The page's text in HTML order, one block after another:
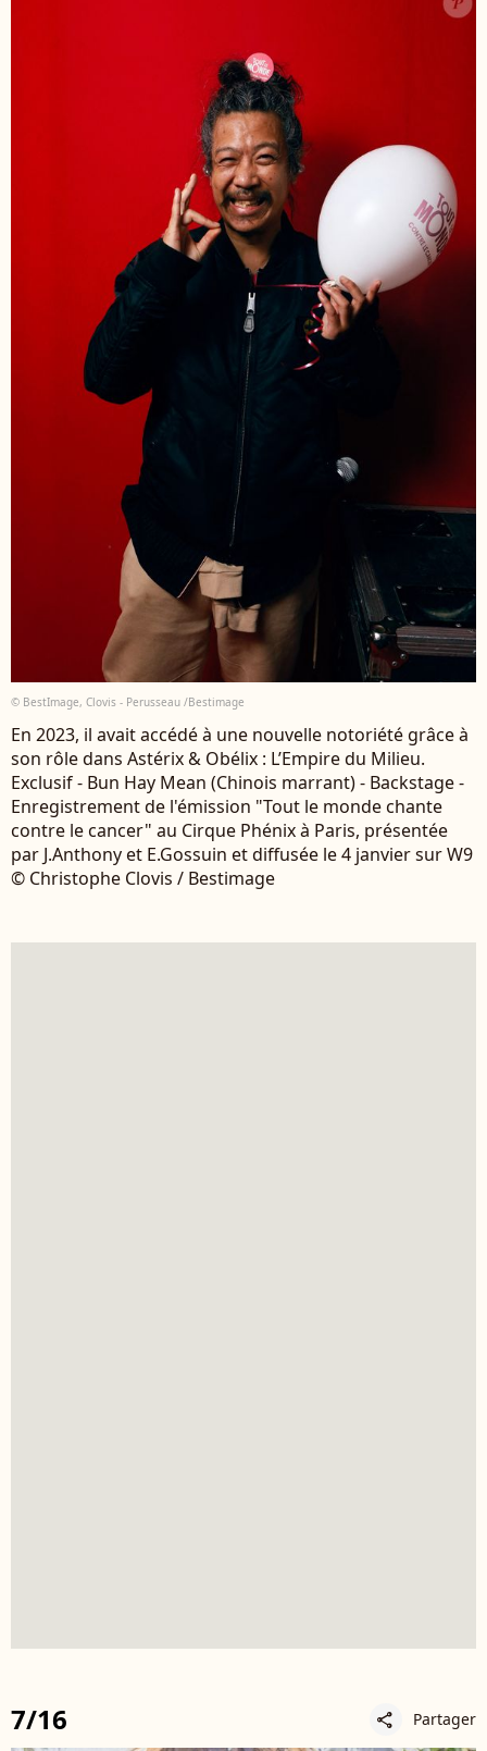
© BestImage, Clovis - Perusseau /Bestimage
En 2023, il avait accédé à une nouvelle notoriété grâce à
son rôle dans Astérix & Obélix : L’Empire du Milieu.
Exclusif - Bun Hay Mean (Chinois marrant) - Backstage -
Enregistrement de l'émission "Tout le monde chante
contre le cancer" au Cirque Phénix à Paris, présentée
par J.Anthony et E.Gossuin et diffusée le 4 janvier sur W9
© Christophe Clovis / Bestimage
7/16 share Partager